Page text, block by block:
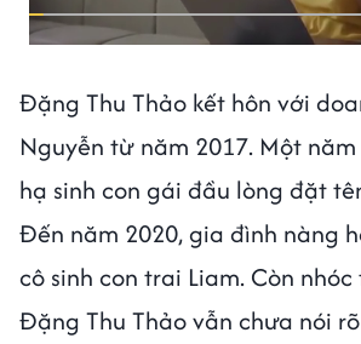
Đặng Thu Thảo kết hôn với
Nguyễn từ năm 2017. Một
hạ sinh con gái đầu lòng đặt
Đến năm 2020, gia đình nàng
cô sinh con trai Liam. Còn
Đặng Thu Thảo vẫn chưa nói